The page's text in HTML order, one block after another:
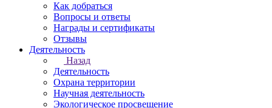
Как добраться
Вопросы и ответы
Награды и сертификаты
Отзывы
Деятельность
Назад
Деятельность
Охрана территории
Научная деятельность
Экологическое просвещение